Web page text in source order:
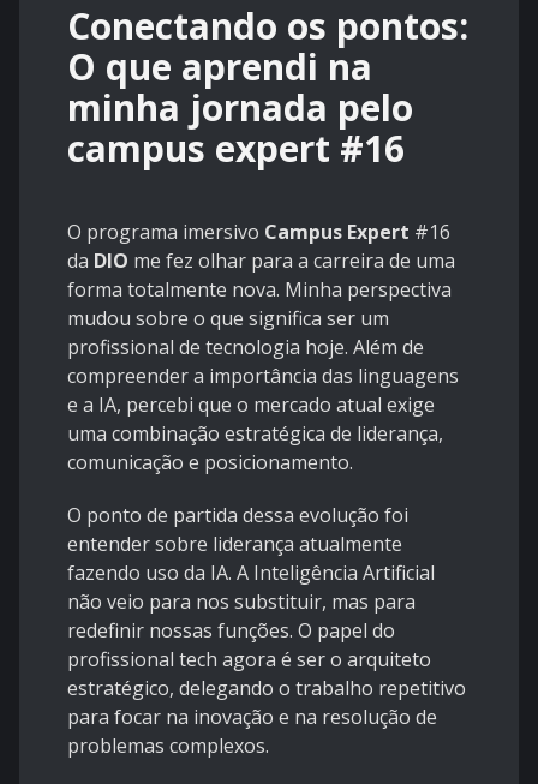
Conectando os pontos:
O que aprendi na
minha jornada pelo
campus expert #16
O programa imersivo Campus Expert #16
da DIO me fez olhar para a carreira de uma
forma totalmente nova. Minha perspectiva
mudou sobre o que significa ser um
profissional de tecnologia hoje. Além de
compreender a importância das linguagens
e a IA, percebi que o mercado atual exige
uma combinação estratégica de liderança,
comunicação e posicionamento.
O ponto de partida dessa evolução foi
entender sobre liderança atualmente
fazendo uso da IA. A Inteligência Artificial
não veio para nos substituir, mas para
redefinir nossas funções. O papel do
profissional tech agora é ser o arquiteto
estratégico, delegando o trabalho repetitivo
para focar na inovação e na resolução de
problemas complexos.